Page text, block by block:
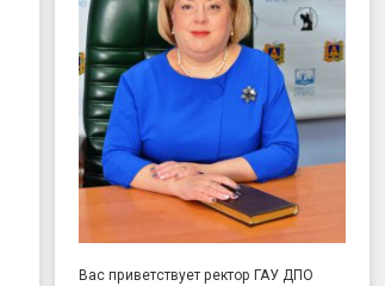
Вас приветствует ректор ГАУ ДПО